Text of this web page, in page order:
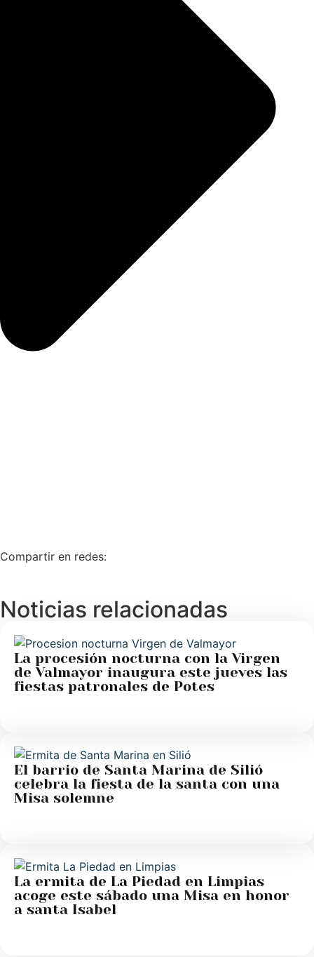
Compartir en redes:
Noticias relacionadas
La procesión nocturna con la Virgen
de Valmayor inaugura este jueves las
fiestas patronales de Potes
El barrio de Santa Marina de Silió
celebra la fiesta de la santa con una
Misa solemne
La ermita de La Piedad en Limpias
acoge este sábado una Misa en honor
a santa Isabel